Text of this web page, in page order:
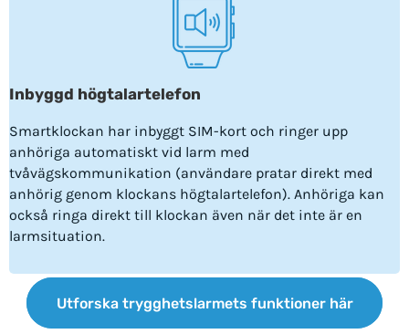
Inbyggd högtalartelefon
Smartklockan har inbyggt SIM-kort och ringer upp
anhöriga automatiskt vid larm med
tvåvägskommunikation (användare pratar direkt med
anhörig genom klockans högtalartelefon). Anhöriga kan
också ringa direkt till klockan även när det inte är en
larmsituation.
Utforska trygghetslarmets funktioner här